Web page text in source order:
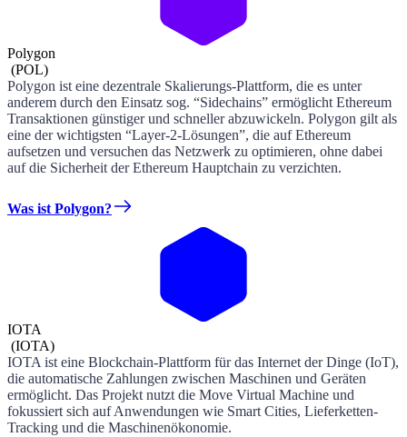
Polygon
(POL)
Polygon ist eine dezentrale Skalierungs-Plattform, die es unter
anderem durch den Einsatz sog. “Sidechains” ermöglicht Ethereum
Transaktionen günstiger und schneller abzuwickeln. Polygon gilt als
eine der wichtigsten “Layer-2-Lösungen”, die auf Ethereum
aufsetzen und versuchen das Netzwerk zu optimieren, ohne dabei
auf die Sicherheit der Ethereum Hauptchain zu verzichten.
Was ist Polygon?
IOTA
(IOTA)
IOTA ist eine Blockchain-Plattform für das Internet der Dinge (IoT),
die automatische Zahlungen zwischen Maschinen und Geräten
ermöglicht. Das Projekt nutzt die Move Virtual Machine und
fokussiert sich auf Anwendungen wie Smart Cities, Lieferketten-
Tracking und die Maschinenökonomie.